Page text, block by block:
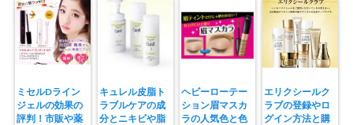
ミセルDライン
ジェルの効果の
評判！市販や薬
キュレル皮脂ト
ラブルケアの成
分とニキビや脂
ヘビーローテー
ション眉マスカ
ラの人気色と色
エリクシールク
ラブの登録やロ
グイン方法と購